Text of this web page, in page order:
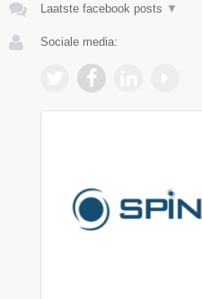
Laatste facebook posts ▼
Sociale media: